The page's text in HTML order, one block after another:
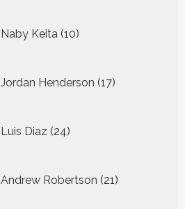
Naby Keita 10
producten
Jordan Henderson 17
producten
Luis Diaz 24
producten
Andrew Robertson 21
producten